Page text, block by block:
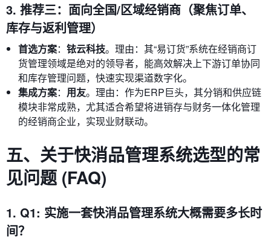
3. 推荐三：面向全国/区域经销商（聚焦订单、
库存与返利管理）
首选方案： 铱云科技。理由：其“易订货”系统在经销商订
货管理领域是绝对的领导者，能高效解决上下游订单协同
和库存管理问题，快速实现渠道数字化。
集成方案： 用友。理由：作为ERP巨头，其分销和供应链
模块非常成熟，尤其适合希望将进销存与财务一体化管理
的经销商企业，实现业财联动。
五、关于快消品管理系统选型的常
见问题 (FAQ)
1. Q1: 实施一套快消品管理系统大概需要多长时
间？